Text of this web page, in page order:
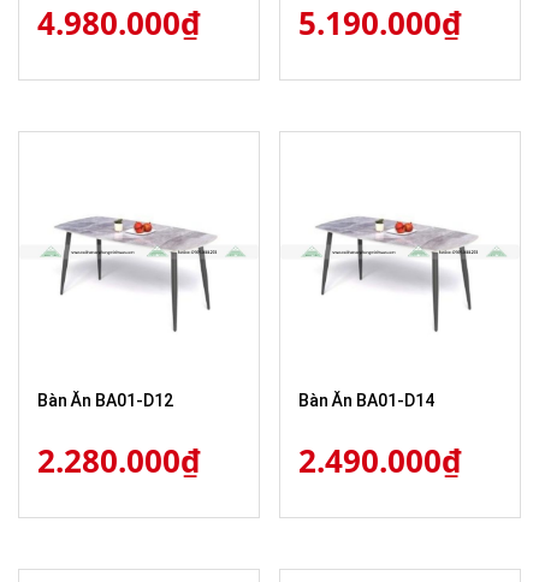
4.980.000₫ 5.190.000₫
Bàn Ăn BA01-D12
2.280.000₫
Bàn Ăn BA01-D14
2.490.000₫